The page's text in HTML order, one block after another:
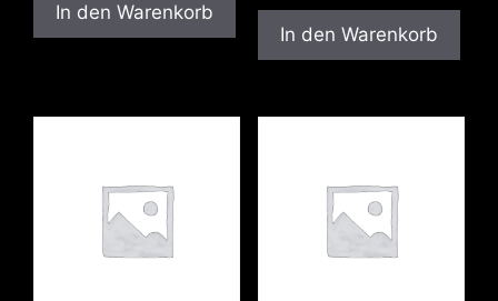
In den Warenkorb
In den Warenkorb